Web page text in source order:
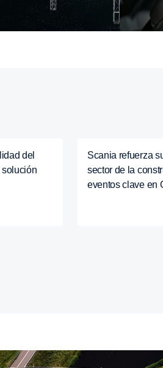
del
solución
Scania refuerza
sector de la
eventos clave en